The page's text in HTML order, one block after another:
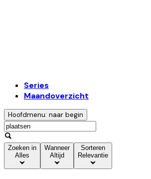
Series
Maandoverzicht
Hoofdmenu: naar begin
Zoeken in
Alles
Wanneer
Altijd
Sorteren
Relevantie